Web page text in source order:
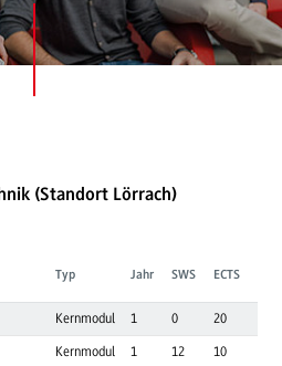
(Standort Lörrach)
Typ Jahr SWS ECTS
Kernmodul 1 0 20
Kernmodul 1 12 10